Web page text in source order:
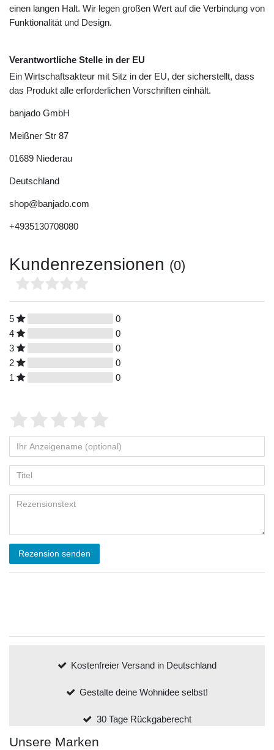
einen langen Halt. Wir legen großen Wert auf die Verbindung von
Funktionalität und Design.
Verantwortliche Stelle in der EU
Ein Wirtschaftsakteur mit Sitz in der EU, der sicherstellt, dass
das Produkt alle erforderlichen Vorschriften einhält.
banjado GmbH
Meißner Str 87
01689 Niederau
Deutschland
shop@banjado.com
+4935130708080
Kundenrezensionen (0)
5
0
4
0
3
0
2
0
1
0
Rezension senden
Kostenfreier Versand in Deutschland
Gestalte deine Wohnidee selbst!
30 Tage Rückgaberecht
Unsere Marken